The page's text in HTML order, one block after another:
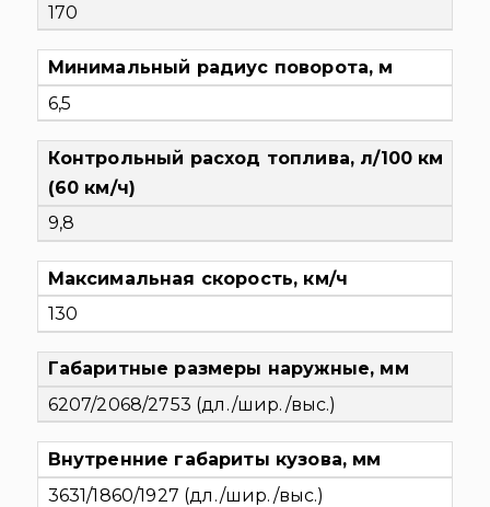
170
Минимальный радиус поворота, м
6,5
Контрольный расход топлива, л/100 км
(60 км/ч)
9,8
Максимальная скорость, км/ч
130
Габаритные размеры наружные, мм
6207/2068/2753 (дл./шир./выс.)
Внутренние габариты кузова, мм
3631/1860/1927 (дл./шир./выс.)